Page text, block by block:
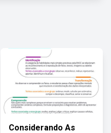
Considerando As